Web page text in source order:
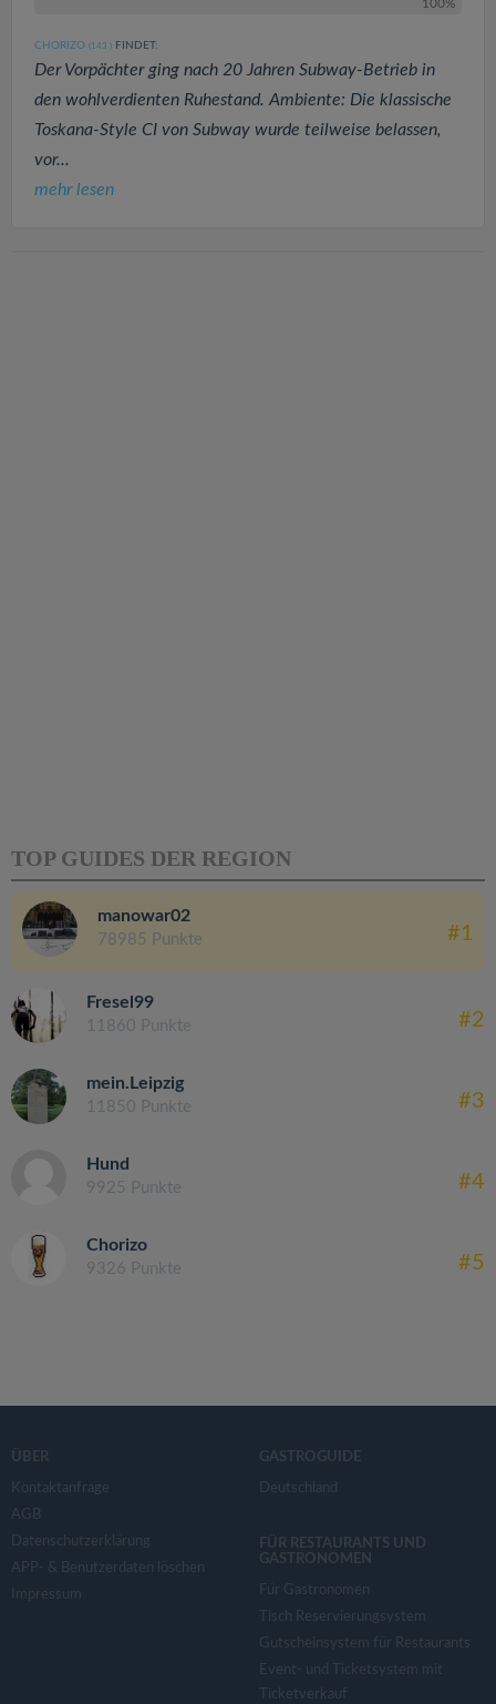
100%
CHORIZO (143 ) FINDET:
Der Vorpächter ging nach 20 Jahren Subway-Betrieb in
den wohlverdienten Ruhestand. Ambiente: Die klassische
Toskana-Style CI von Subway wurde teilweise belassen,
vor...
mehr lesen
TOP GUIDES DER REGION
manowar02
78985 Punkte #1
Fresel99
11860 Punkte #2
mein.Leipzig
11850 Punkte #3
Hund
9925 Punkte #4
Chorizo
9326 Punkte #5
ÜBER
Kontaktanfrage
AGB
Datenschutzerklärung
APP- & Benutzerdaten löschen
Impressum
GASTROGUIDE
Deutschland
FÜR RESTAURANTS UND
GASTRONOMEN
Für Gastronomen
Tisch Reservierungsystem
Gutscheinsystem für Restaurants
Event- und Ticketsystem mit
Ticketverkauf